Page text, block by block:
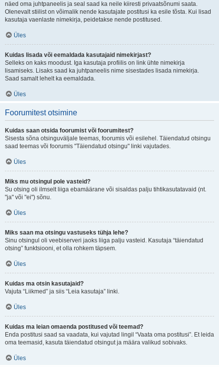
näed oma juhtpaneelis ja seal saad ka neile kiiresti privaatsõnumi saata.
Olenevalt stiilist on võimalik nende kasutajate postitusi ka esile tõsta. Kui lisad
kasutaja vaenlaste nimekirja, peidetakse nende postitused.
Üles
Kuidas lisada või eemaldada kasutajaid nimekirjast?
Selleks on kaks moodust. Iga kasutaja profiilis on link ühte nimekirja
lisamiseks. Lisaks saad ka juhtpaneelis nime sisestades lisada nimekirja.
Saad samalt lehelt ka eemaldada.
Üles
Foorumitest otsimine
Kuidas saan otsida foorumist või foorumitest?
Sisesta sõna otsinguväljale teemas, foorumis või esilehel. Täiendatud otsingu
saad teemas või foorumis "Täiendatud otsingu" linki vajutades.
Üles
Miks mu otsingul pole vasteid?
Su otsing oli ilmselt liiga ebamäärane või sisaldas palju tihtikasutatavaid (nt.
"ja" või "ei") sõnu.
Üles
Miks saan ma otsingu vastuseks tühja lehe?
Sinu otsingul oli veebiserveri jaoks liiga palju vasteid. Kasutaja “täiendatud
otsing” funktsiooni, et olla rohkem täpsem.
Üles
Kuidas ma otsin kasutajaid?
Vajuta “Liikmed” ja siis “Leia kasutaja” linki.
Üles
Kuidas ma leian omaenda postitused või teemad?
Enda postitusi saad sa vaadata, kui vajutad lingil “Vaata oma postitusi”. Et leida
oma teemasid, kasuta täiendatud otsingut ja määra valikud sobivaks.
Üles